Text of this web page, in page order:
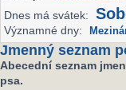
Dnes má svátek:
Významné dny:
Jmenný seznam
Abecední seznam
psa.